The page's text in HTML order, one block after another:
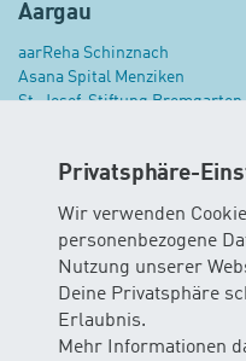
Privatsphäre-
Wir verwenden
personenbezogene
Nutzung unserer
Deine Privatsphäre
Erlaubnis.
Mehr Informationen
Aargau
aarReha Schinznach
Asana Spital Menziken
St. Josef-Stiftung Bremgarten
Weitere
Kantonen:
Basel-Landschaft
Nidwalden|Obwalden|